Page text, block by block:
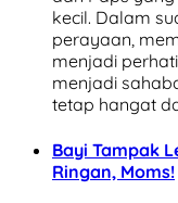
kecil. Dalam
perayaan,
menjadi
menjadi
tetap hangat
Bayi Tampak
Ringan, Moms!